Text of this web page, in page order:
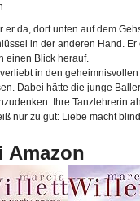
er da, dort unten auf dem
in der anderen Hand.
einen Blick herauf.
in den
Dabei hätte die junge
Ihre Tanzlehrerin
nur zu gut: Liebe macht
Amazon